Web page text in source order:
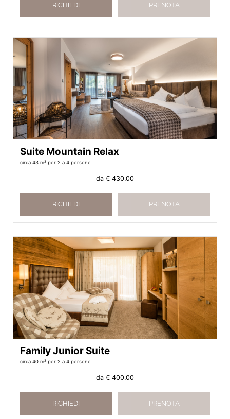
RICHIEDI PRENOTA
Suite Mountain Relax
circa 43 m² per 2 a 4 persone
da € 430.00
RICHIEDI PRENOTA
Family Junior Suite
circa 40 m² per 2 a 4 persone
da € 400.00
RICHIEDI PRENOTA